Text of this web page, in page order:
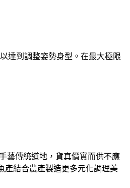
達到調整姿勢身型。在最大極限
藝傳統道地，貨真價實而供不應
產結合農產製造更多元化調理美